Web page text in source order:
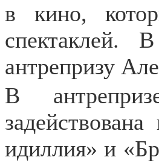
в кино,
антрепризу
В
идиллия» и